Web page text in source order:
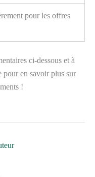
pour les offres
ci-dessous et à
pour en savoir plus sur
!